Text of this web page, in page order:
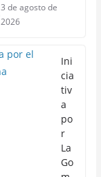
3 de agosto de
2026
Ini
cia
tiv
a
po
r
La
Go